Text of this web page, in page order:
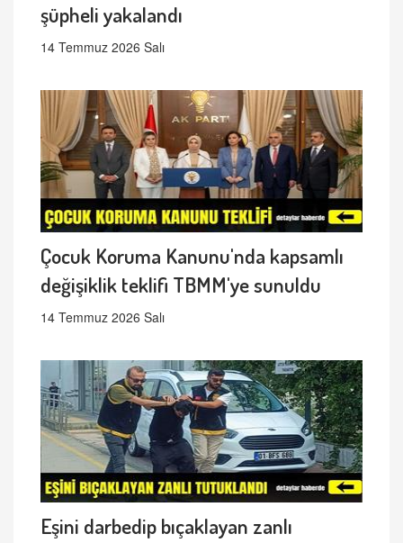
şüpheli yakalandı
14 Temmuz 2026 Salı
Çocuk Koruma Kanunu'nda kapsamlı
değişiklik teklifi TBMM'ye sunuldu
14 Temmuz 2026 Salı
Eşini darbedip bıçaklayan zanlı